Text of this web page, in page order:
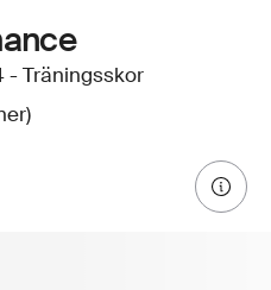
- Träningsskor